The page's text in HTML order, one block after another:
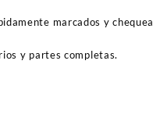
marcados y
y partes completas.